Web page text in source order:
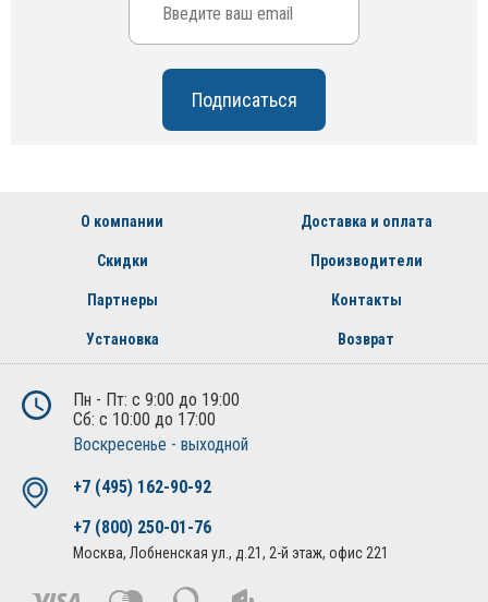
О компании Доставка и оплата
Скидки Производители
Партнеры Контакты
Установка Возврат
Пн - Пт: с 9:00 до 19:00
Сб: с 10:00 до 17:00
Воскресенье - выходной
+7 (495) 162-90-92
+7 (800) 250-01-76
Москва, Лобненская ул., д.21, 2-й этаж, офис 221